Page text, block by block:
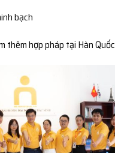
bạch
thêm hợp pháp tại Hàn Quốc